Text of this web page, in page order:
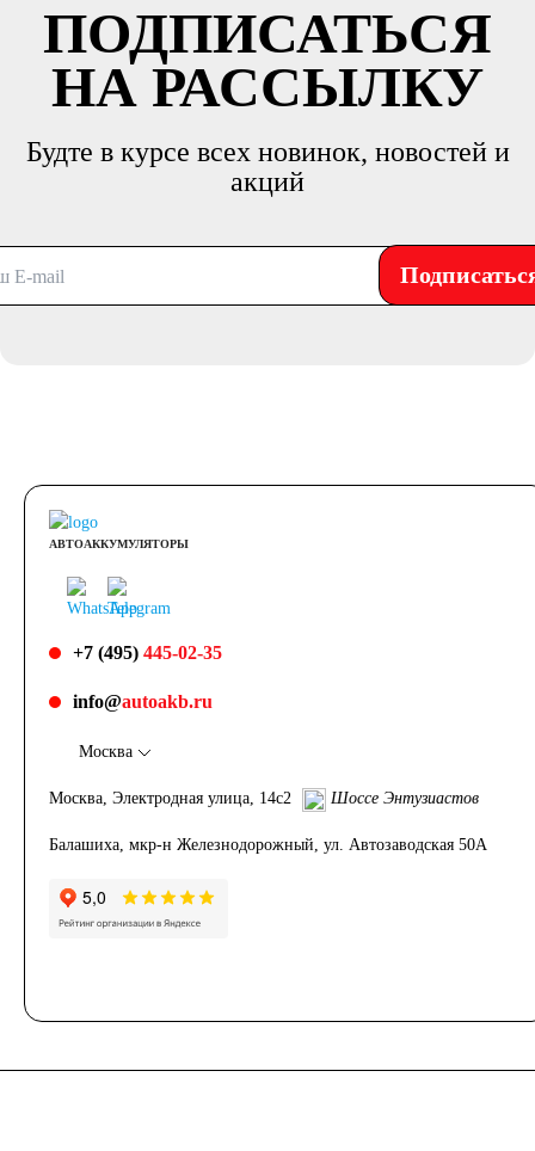
ПОДПИСАТЬСЯ
НА РАССЫЛКУ
Будте в курсе всех новинок, новостей и
акций
АВТОАККУМУЛЯТОРЫ
+7 (495) 445-02-35
info@autoakb.ru
Москва
Москва, Электродная улица, 14с2 Шоссе Энтузиастов
Балашиха, мкр-н Железнодорожный, ул. Автозаводская 50А